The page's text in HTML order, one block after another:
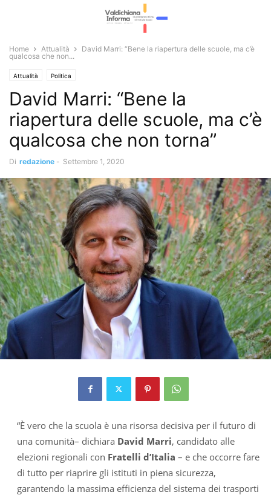
Home Attualità
David Marri: “Bene la riapertura delle scuole, ma c’è
qualcosa che non...
Attualità Politica
David Marri: “Bene la
riapertura delle scuole, ma c’è
qualcosa che non torna”
Di redazione - Settembre 1, 2020
“È vero che la scuola è una risorsa decisiva per il futuro di
una comunità– dichiara David Marri, candidato alle
elezioni regionali con Fratelli d’Italia – e che occorre fare
di tutto per riaprire gli istituti in piena sicurezza,
garantendo la massima efficienza del sistema dei trasporti